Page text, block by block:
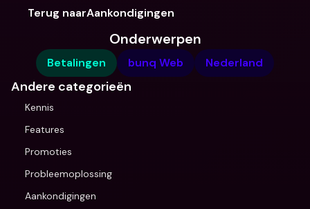
Terug naarAankondigingen
Onderwerpen
Betalingen bunq Web Nederland
Andere categorieën
Kennis
Features
Promoties
Probleemoplossing
Aankondigingen